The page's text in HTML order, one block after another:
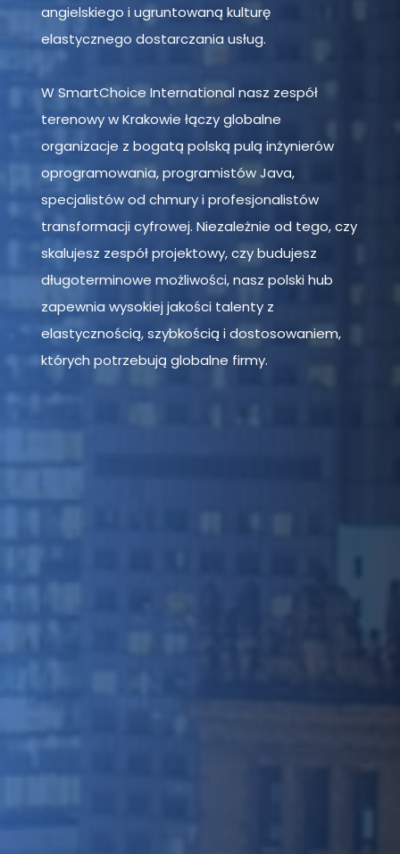
angielskiego i ugruntowaną kulturę
elastycznego dostarczania usług.
W SmartChoice International nasz zespół
terenowy w Krakowie łączy globalne
organizacje z bogatą polską pulą inżynierów
oprogramowania, programistów Java,
specjalistów od chmury i profesjonalistów
transformacji cyfrowej. Niezależnie od tego, czy
skalujesz zespół projektowy, czy budujesz
długoterminowe możliwości, nasz polski hub
zapewnia wysokiej jakości talenty z
elastycznością, szybkością i dostosowaniem,
których potrzebują globalne firmy.